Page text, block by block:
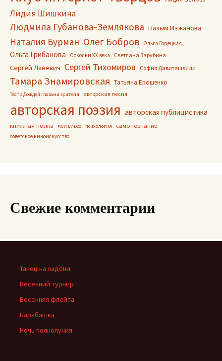
Лидия Шишкина
Людмила Губанова-Землякова Назым Изжанова
Наталия Бурман Олег Бобров Ольга Горецкая
Ольга Грибанова Осколки ХХ века Светлана Зарубина
Сергей Ланевич Сергей Тихомиров София Давиташвили
Тамара Знамировская Татьяна Ерошенко
Театр Дождей глазами зрителя авторская песня
авторская поэзия авторская публицистика
книжная полка мои видео психология самопознание
советское киноискусство
Свежие комментарии
Танец на ладони
Весенний турнир
Весенняя флейта
Барабашка
Ночь полнолуния